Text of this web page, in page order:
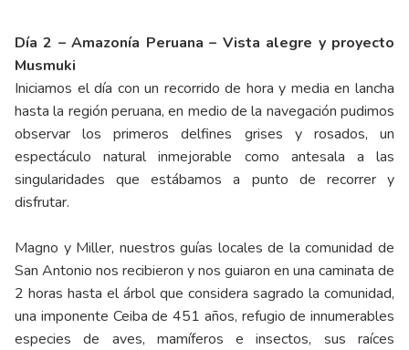
Día 2 – Amazonía Peruana – Vista alegre y proyecto
Musmuki
Iniciamos el día con un recorrido de hora y media en lancha
hasta la región peruana, en medio de la navegación pudimos
observar los primeros delfines grises y rosados, un
espectáculo natural inmejorable como antesala a las
singularidades que estábamos a punto de recorrer y
disfrutar.
Magno y Miller, nuestros guías locales de la comunidad de
San Antonio nos recibieron y nos guiaron en una caminata de
2 horas hasta el árbol que considera sagrado la comunidad,
una imponente Ceiba de 451 años, refugio de innumerables
especies de aves, mamíferos e insectos, sus raíces